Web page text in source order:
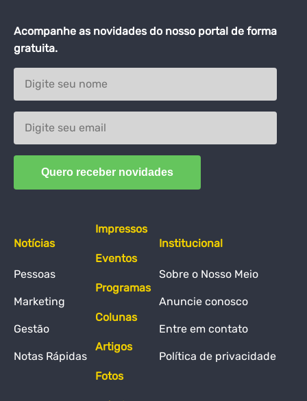
Acompanhe as novidades do nosso portal de forma
gratuita.
Notícias
Pessoas
Marketing
Gestão
Notas Rápidas
Impressos
Eventos
Programas
Colunas
Artigos
Fotos
Institucional
Sobre o Nosso Meio
Anuncie conosco
Entre em contato
Política de privacidade